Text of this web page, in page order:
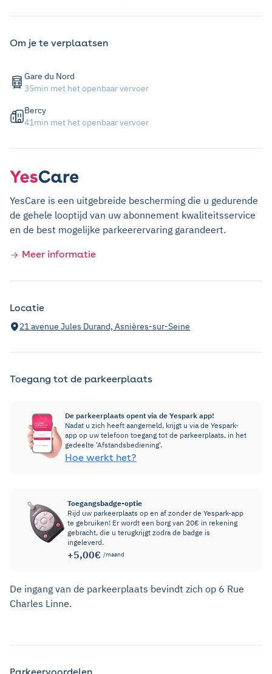
Om je te verplaatsen
Gare du Nord
35min met het openbaar vervoer
Bercy
41min met het openbaar vervoer
YesCare is een uitgebreide bescherming die u gedurende
de gehele looptijd van uw abonnement kwaliteitsservice
en de best mogelijke parkeerervaring garandeert.
Meer informatie
Locatie
21 avenue Jules Durand, Asnières-sur-Seine
Toegang tot de parkeerplaats
De parkeerplaats opent via de Yespark app!
Nadat u zich heeft aangemeld, krijgt u via de Yespark-
app op uw telefoon toegang tot de parkeerplaats, in het
gedeelte 'Afstandsbediening'.
Hoe werkt het?
Toegangsbadge-optie
Rijd uw parkeerplaats op en af zonder de Yespark-app
te gebruiken! Er wordt een borg van 20€ in rekening
gebracht, die u terugkrijgt zodra de badge is
ingeleverd.
+5,00€ /maand
De ingang van de parkeerplaats bevindt zich op 6 Rue
Charles Linne.